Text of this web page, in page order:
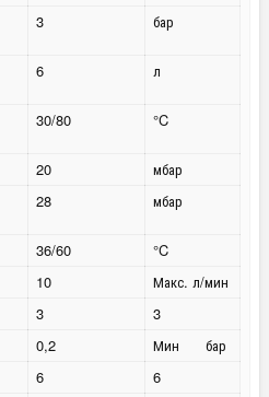
3 бар
6 л
30/80 °C
20
мбар
28 мбар
36/60
°C
10
Макс. л/мин
3
3
0,2
Мин бар
6
6